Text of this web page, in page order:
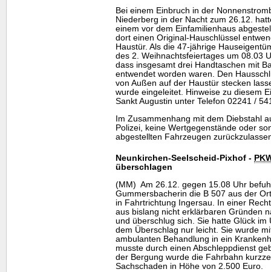
Bei einem Einbruch in der
Niederberg in der Nacht zum 26.12.
einem vor dem Einfamilienhaus
dort einen Original-Hauschlüssel
Haustür. Als die 47-jährige
des 2. Weihnachtsfeiertages um 08.03
dass insgesamt drei Handtaschen mit
entwendet worden waren. Den
von Außen auf der Haustür stecken
wurde eingeleitet. Hinweise zu diesem
Sankt Augustin unter Telefon 02241 /
Im Zusammenhang mit dem Diebstahl
Polizei, keine Wertgegenstände oder
abgestellten Fahrzeugen
Neunkirchen-Seelscheid-Pixhof -
überschlagen
(MM) Am 26.12. gegen 15.08 Uhr
Gummersbacherin die B 507 aus der
in Fahrtrichtung Ingersau. In einer
aus bislang nicht erklärbaren Gründen
und überschlug sich. Sie hatte Glück im
dem Überschlag nur leicht. Sie wurde
ambulanten Behandlung in ein
musste durch einen Abschleppdienst
der Bergung wurde die Fahrbahn
Sachschaden in Höhe von 2.500 Euro.